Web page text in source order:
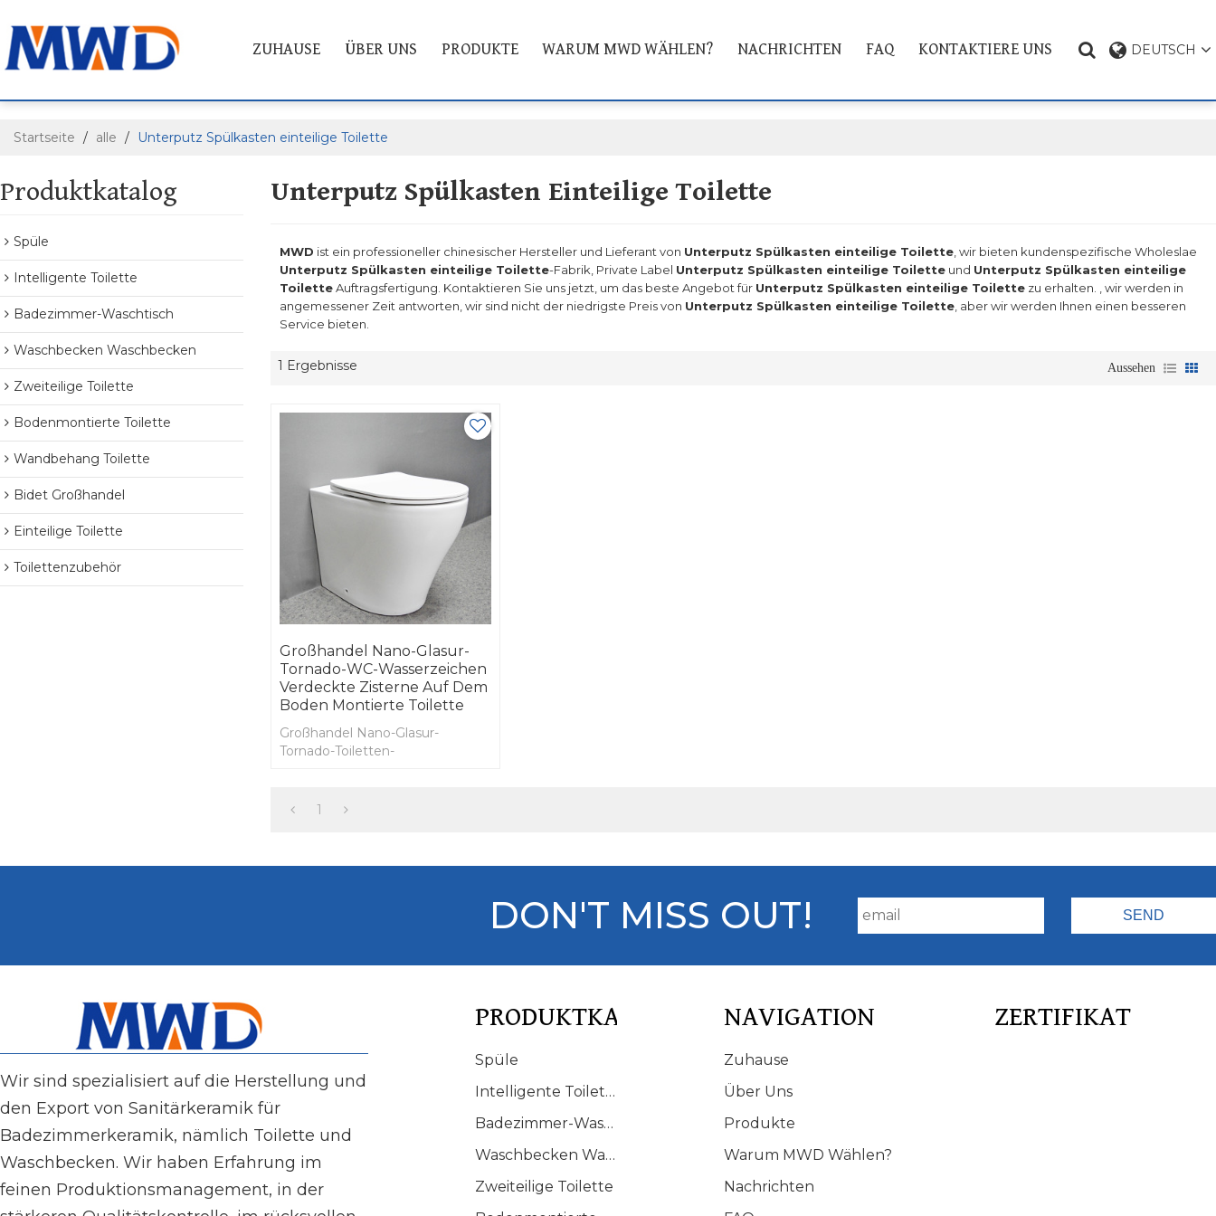
ZUHAUSE ÜBER UNS PRODUKTE WARUM MWD WÄHLEN? NACHRICHTEN FAQ
KONTAKTIERE UNS
DEUTSCH
Startseite / alle / Unterputz Spülkasten einteilige Toilette
Produktkatalog
Spüle
Intelligente Toilette
Badezimmer-Waschtisch
Waschbecken Waschbecken
Zweiteilige Toilette
Bodenmontierte Toilette
Wandbehang Toilette
Bidet Großhandel
Einteilige Toilette
Toilettenzubehör
Unterputz Spülkasten Einteilige Toilette
MWD ist ein professioneller chinesischer Hersteller und Lieferant von Unterputz Spülkasten einteilige Toilette, wir bieten kundenspezifische Wholeslae
Unterputz Spülkasten einteilige Toilette-Fabrik, Private Label Unterputz Spülkasten einteilige Toiletteund Unterputz Spülkasten einteilige
ToiletteAuftragsfertigung. Kontaktieren Sie uns jetzt, um das beste Angebot für Unterputz Spülkasten einteilige Toilettezu erhalten. , wir werden in
angemessener Zeit antworten, wir sind nicht der niedrigste Preis von Unterputz Spülkasten einteilige Toilette, aber wir werden Ihnen einen besseren
Service bieten.
1 Ergebnisse Aussehen
Großhandel Nano-Glasur-
Tornado-WC-Wasserzeichen
Verdeckte Zisterne Auf Dem
Boden Montierte Toilette
Großhandel Nano-Glasur-
Tornado-Toiletten-
einteilige Toilette
1
DON'T MISS OUT!
Wir sind spezialisiert auf die Herstellung und
den Export von Sanitärkeramik für
Badezimmerkeramik, nämlich Toilette und
Waschbecken. Wir haben Erfahrung im
feinen Produktionsmanagement, in der
PRODUKTKATALOG
Spüle
Intelligente Toilette
Badezimmer-Waschtisch
Waschbecken Waschbecken
Zweiteilige Toilette
NAVIGATION
Zuhause
Über Uns
Produkte
Warum MWD Wählen?
Nachrichten
ZERTIFIKAT